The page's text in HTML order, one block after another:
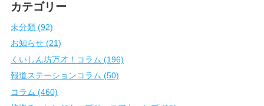
カテゴリー
未分類 (92)
お知らせ (21)
くいしん坊万才！コラム (196)
報道ステーションコラム (50)
コラム (460)